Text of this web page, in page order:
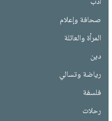
صحافة وإعلام
المرأة والعائلة
دين
رياضة وتسالي
فلسفة
رحلات